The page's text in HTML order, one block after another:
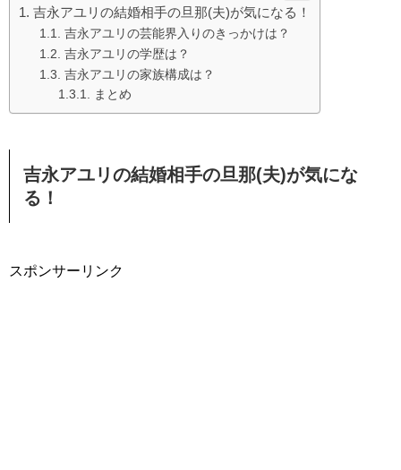
吉永アユリの結婚相手の旦那(夫)が気になる！
吉永アユリの芸能界入りのきっかけは？
吉永アユリの学歴は？
吉永アユリの家族構成は？
まとめ
吉永アユリの結婚相手の旦那(夫)が気にな
る！
スポンサーリンク